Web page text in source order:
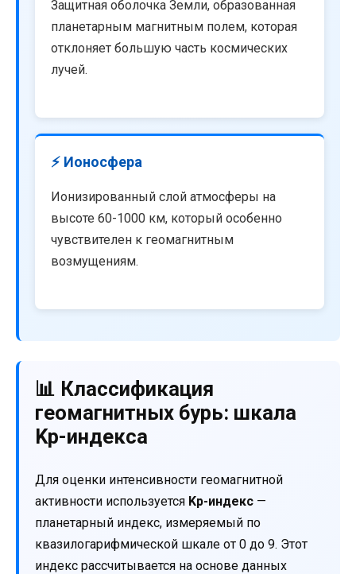
Защитная оболочка Земли, образованная
планетарным магнитным полем, которая
отклоняет большую часть космических
лучей.
⚡ Ионосфера
Ионизированный слой атмосферы на
высоте 60-1000 км, который особенно
чувствителен к геомагнитным
возмущениям.
📊 Классификация
геомагнитных бурь: шкала
Kp-индекса
Для оценки интенсивности геомагнитной
активности используется Kp-индекс —
планетарный индекс, измеряемый по
квазилогарифмической шкале от 0 до 9. Этот
индекс рассчитывается на основе данных